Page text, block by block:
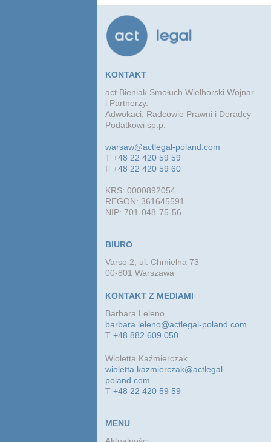
KONTAKT
act Bieniak Smołuch Wielhorski Wojnar
i Partnerzy.
Adwokaci, Radcowie Prawni i Doradcy
Podatkowi sp.p.
warsaw@actlegal-poland.com
T+48 22 420 59 59
F+48 22 420 59 60
KRS: 0000892054
REGON: 361645591
NIP: 701-048-75-56
BIURO
Varso 2, ul. Chmielna 73
00-801 Warszawa
KONTAKT Z MEDIAMI
Barbara Leleno
barbara.leleno@actlegal-poland.com
T+48 882 609 050
Wioletta Kaźmierczak
wioletta.kazmierczak@actlegal-
poland.com
T+48 22 420 59 59
MENU